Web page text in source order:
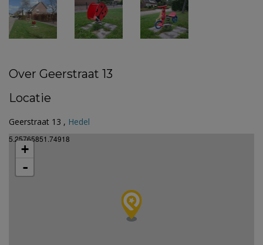
Over Geerstraat 13
Locatie
Geerstraat 13 , Hedel
5.25765851.74918
+
-